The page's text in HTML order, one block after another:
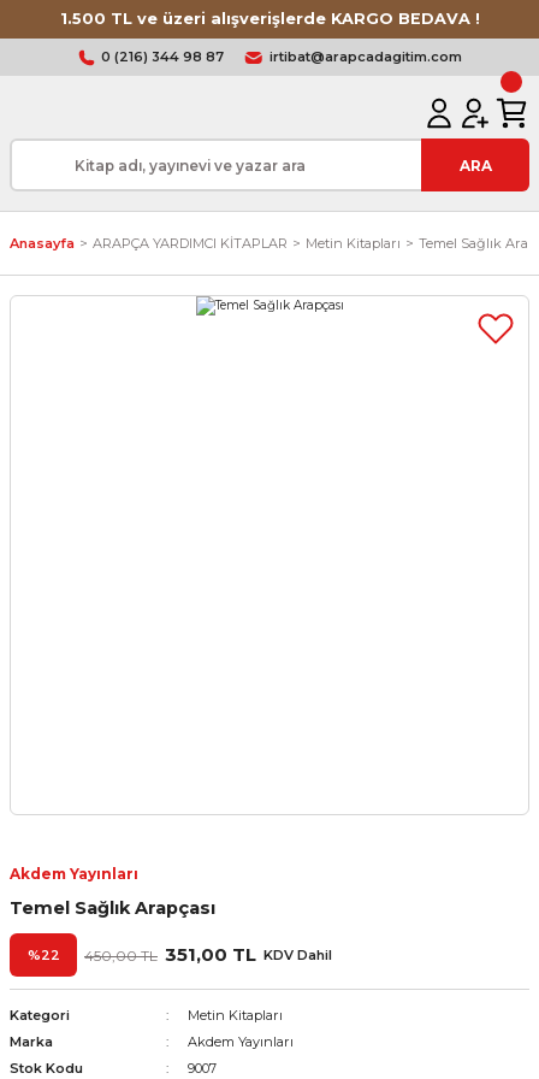
1.500 TL ve üzeri alışverişlerde KARGO BEDAVA !
0 (216) 344 98 87 irtibat@arapcadagitim.com
ARA
Anasayfa ARAPÇA YARDIMCI KİTAPLAR Metin Kitapları Temel Sağlık
Akdem Yayınları
Temel Sağlık Arapçası
%22 450,00 TL 351,00 TL KDV Dahil
Kategori
Metin Kitapları
Marka
Akdem Yayınları
Stok Kodu
9007